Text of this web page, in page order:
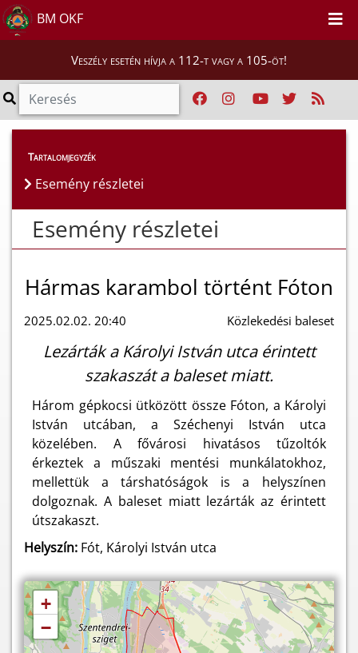
BM OKF
Veszély esetén hívja a 112-t vagy a 105-öt!
Esemény részletei
Tartalomjegyzék
Esemény részletei
Esemény részletei
Hármas karambol történt Fóton
2025.02.02. 20:40 Közlekedési baleset
Lezárták a Károlyi István utca érintett
szakaszát a baleset miatt.
Három gépkocsi ütközött össze Fóton, a Károlyi
István utcában, a Széchenyi István utca
közelében. A fővárosi hivatásos tűzoltók
érkeztek a műszaki mentési munkálatokhoz,
mellettük a társhatóságok is a helyszínen
dolgoznak. A baleset miatt lezárták az érintett
útszakaszt.
Helyszín: Fót, Károlyi István utca
+
−